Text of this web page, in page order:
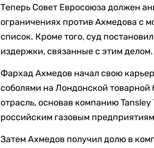
Теперь Совет Евросоюза должен
ограничениях против Ахмедова с
список. Кроме того, суд
издержки, связанные с этим делом.
Фархад Ахмедов начал свою
соболями на Лондонской
отрасль, основав компанию
российским газовым
Затем Ахмедов получил долю в